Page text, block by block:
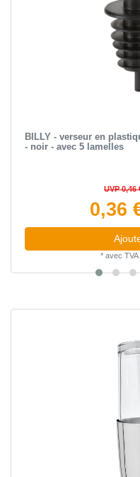
BILLY - verseur en
- noir - avec 5 lamelles
UVP 0,46
0,36
* avec TVA